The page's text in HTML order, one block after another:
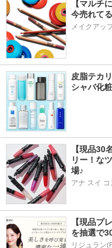
【マルチ
今売れて
メイクアッ
皮脂テカ
シャバ化
【現品30
リー！な
場♪
アナ スイ
【現品プ
を抽選で
リジュラン